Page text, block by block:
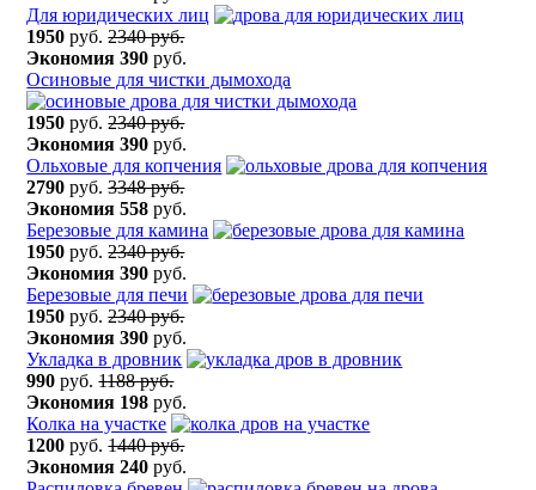
Для юридических лиц
1950 руб.2340 руб.
Экономия 390 руб.
Осиновые для чистки дымохода
1950 руб.2340 руб.
Экономия 390 руб.
Ольховые для копчения
2790 руб.3348 руб.
Экономия 558 руб.
Березовые для камина
1950 руб.2340 руб.
Экономия 390 руб.
Березовые для печи
1950 руб.2340 руб.
Экономия 390 руб.
Укладка в дровник
990 руб.1188 руб.
Экономия 198 руб.
Колка на участке
1200 руб.1440 руб.
Экономия 240 руб.